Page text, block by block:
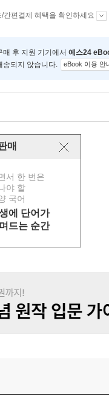
/간편결제 혜택을 확인하세요
매 후 지원 기기에서 예스24
송되지 않습니다. eBook 이용 안
매
서 한 번은
야 할
국어
에 단어가
드는 순간